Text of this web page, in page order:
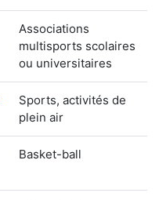
Associations
multisports scolaires
ou universitaires
Sports, activités de
plein air
Basket-ball